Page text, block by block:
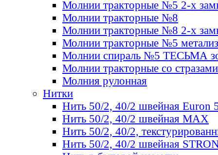
Молнии тракторные №5 2-х
Молнии тракторные №8
Молнии тракторные №8 2-х
Молнии тракторные №5
Молнии спираль №5 ТЕСЬМА
Молнии тракторные со стразами
Молния рулонная
Нитки
Нить 50/2, 40/2 швейная Euron
Нить 50/2, 40/2 швейная МАХ
Нить 50/2, 40/2,
Нить 50/2, 40/2 швейная